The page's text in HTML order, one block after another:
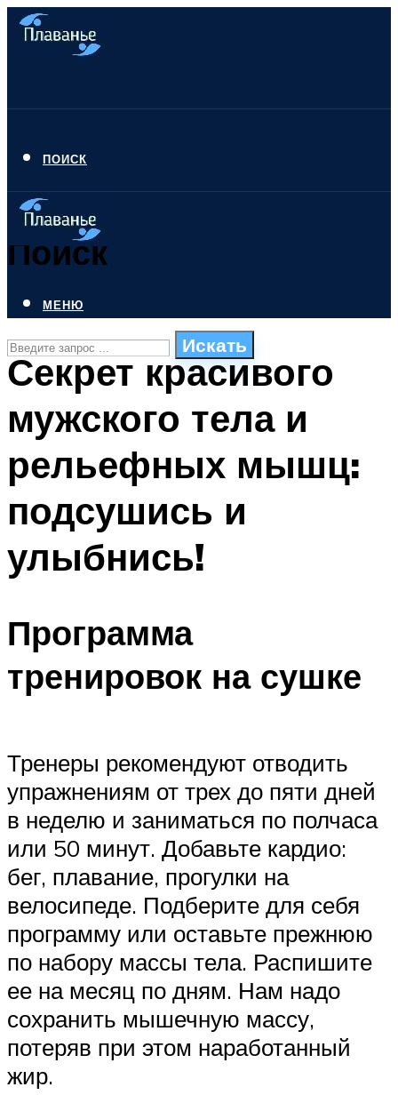
ПОИСК
Поиск
Искать
СТИЛИ ПЛАВАНЬЯ
ПЛАВАНЬЕ ДЛЯ ДЕТЕЙ
БАССЕЙН ДЛЯ ДОМА
МЕНЮ
МЕНЮ
Секрет красивого
мужского тела и
рельефных мышц:
подсушись и
улыбнись!
Программа
тренировок на сушке
Тренеры рекомендуют отводить
упражнениям от трех до пяти дней
в неделю и заниматься по полчаса
или 50 минут. Добавьте кардио:
бег, плавание, прогулки на
велосипеде. Подберите для себя
программу или оставьте прежнюю
по набору массы тела. Распишите
ее на месяц по дням. Нам надо
сохранить мышечную массу,
потеряв при этом наработанный
жир.